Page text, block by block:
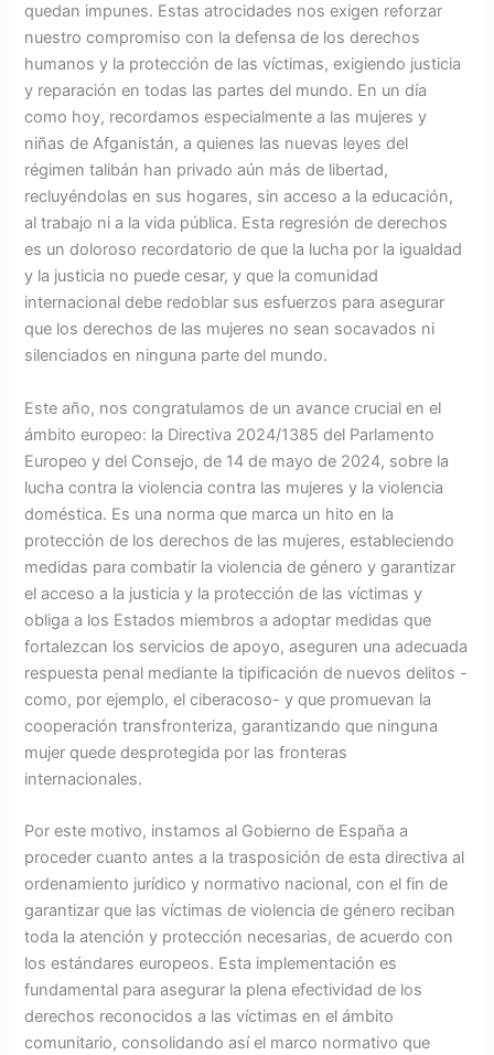
quedan impunes. Estas atrocidades nos exigen reforzar
nuestro compromiso con la defensa de los derechos
humanos y la protección de las víctimas, exigiendo justicia
y reparación en todas las partes del mundo. En un día
como hoy, recordamos especialmente a las mujeres y
niñas de Afganistán, a quienes las nuevas leyes del
régimen talibán han privado aún más de libertad,
recluyéndolas en sus hogares, sin acceso a la educación,
al trabajo ni a la vida pública. Esta regresión de derechos
es un doloroso recordatorio de que la lucha por la igualdad
y la justicia no puede cesar, y que la comunidad
internacional debe redoblar sus esfuerzos para asegurar
que los derechos de las mujeres no sean socavados ni
silenciados en ninguna parte del mundo.
Este año, nos congratulamos de un avance crucial en el
ámbito europeo: la Directiva 2024/1385 del Parlamento
Europeo y del Consejo, de 14 de mayo de 2024, sobre la
lucha contra la violencia contra las mujeres y la violencia
doméstica. Es una norma que marca un hito en la
protección de los derechos de las mujeres, estableciendo
medidas para combatir la violencia de género y garantizar
el acceso a la justicia y la protección de las víctimas y
obliga a los Estados miembros a adoptar medidas que
fortalezcan los servicios de apoyo, aseguren una adecuada
respuesta penal mediante la tipificación de nuevos delitos -
como, por ejemplo, el ciberacoso- y que promuevan la
cooperación transfronteriza, garantizando que ninguna
mujer quede desprotegida por las fronteras
internacionales.
Por este motivo, instamos al Gobierno de España a
proceder cuanto antes a la trasposición de esta directiva al
ordenamiento jurídico y normativo nacional, con el fin de
garantizar que las víctimas de violencia de género reciban
toda la atención y protección necesarias, de acuerdo con
los estándares europeos. Esta implementación es
fundamental para asegurar la plena efectividad de los
derechos reconocidos a las víctimas en el ámbito
comunitario, consolidando así el marco normativo que